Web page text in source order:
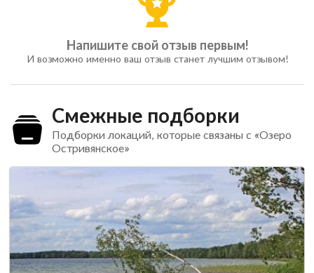
Напишите свой отзыв первым!
И возможно именно ваш отзыв станет лучшим отзывом!
Смежные подборки
Подборки локаций, которые связаны с «Озеро
Остривянское»